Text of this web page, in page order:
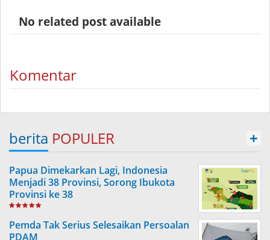
No related post available
Komentar
berita POPULER +
Papua Dimekarkan Lagi, Indonesia
Menjadi 38 Provinsi, Sorong Ibukota
Provinsi ke 38
Pemda Tak Serius Selesaikan Persoalan
PDAM